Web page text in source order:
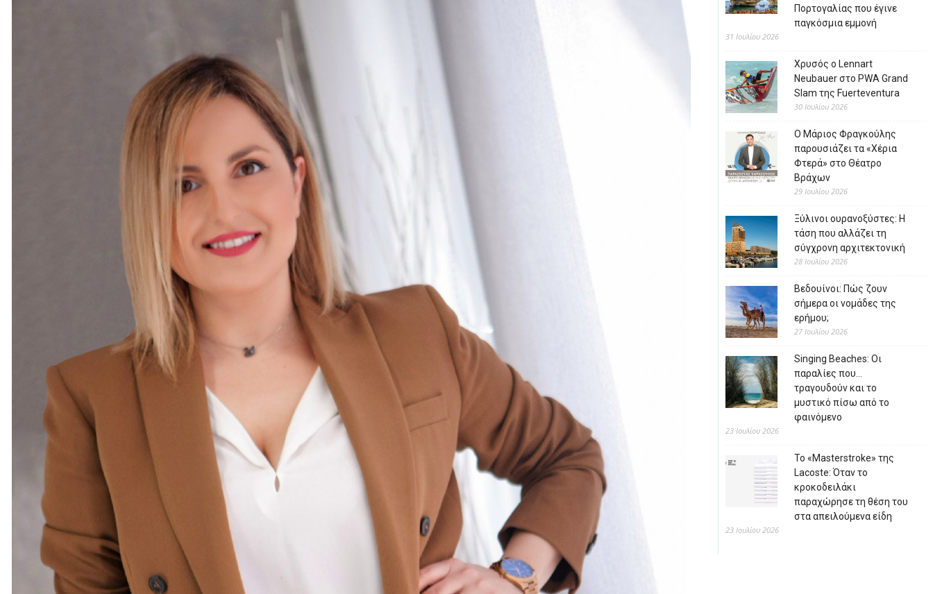
Πορτογαλίας που έγινε
παγκόσμια εμμονή
31 Ιουλίου 2026
Χρυσός ο Lennart
Neubauer στο PWA Grand
Slam της Fuerteventura
30 Ιουλίου 2026
Ο Μάριος Φραγκούλης
παρουσιάζει τα «Χέρια
Φτερά» στο Θέατρο
Βράχων
29 Ιουλίου 2026
Ξύλινοι ουρανοξύστες: Η
τάση που αλλάζει τη
σύγχρονη αρχιτεκτονική
28 Ιουλίου 2026
Βεδουίνοι: Πώς ζουν
σήμερα οι νομάδες της
ερήμου;
27 Ιουλίου 2026
Singing Beaches: Οι
παραλίες που…
τραγουδούν και το
μυστικό πίσω από το
φαινόμενο
23 Ιουλίου 2026
Το «Masterstroke» της
Lacoste: Όταν το
κροκοδειλάκι
παραχώρησε τη θέση του
στα απειλούμενα είδη
23 Ιουλίου 2026